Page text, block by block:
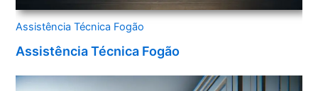
Assistência Técnica Fogão
Assistência Técnica Fogão